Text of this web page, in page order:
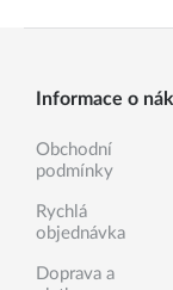
Informace o
Obchodní
podmínky
Rychlá
objednávka
Doprava a